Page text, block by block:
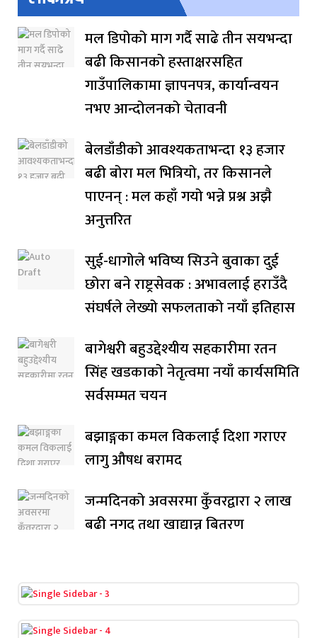
मल डिपोको माग गर्दै साढे तीन सयभन्दा
बढी किसानको हस्ताक्षरसहित
गाउँपालिकामा ज्ञापनपत्र, कार्यान्वयन
नभए आन्दोलनको चेतावनी
बेलडाँडीको आवश्यकताभन्दा १३ हजार
बढी बोरा मल भित्रियो, तर किसानले
पाएनन् : मल कहाँ गयो भन्ने प्रश्न अझै
अनुत्तरित
सुई-धागोले भविष्य सिउने बुवाका दुई
छोरा बने राष्ट्रसेवक : अभावलाई हराउँदै
संघर्षले लेख्यो सफलताको नयाँ इतिहास
बागेश्वरी बहुउद्देश्यीय सहकारीमा रतन
सिंह खडकाको नेतृत्वमा नयाँ कार्यसमिति
सर्वसम्मत चयन
बझाङ्गका कमल विकलाई दिशा गराएर
लागु औषध बरामद
जन्मदिनको अवसरमा कुँवरद्वारा २ लाख
बढी नगद तथा खाद्यान्न बितरण